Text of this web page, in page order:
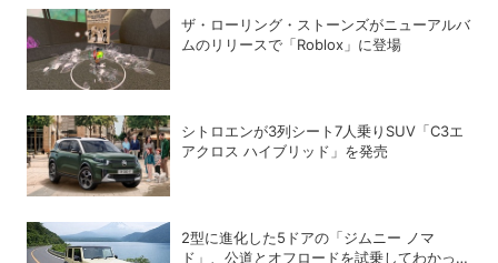
ザ・ローリング・ストーンズがニューアルバ
ムのリリースで「Roblox」に登場
シトロエンが3列シート7人乗りSUV「C3エ
アクロス ハイブリッド」を発売
2型に進化した5ドアの「ジムニー ノマ
ド」、公道とオフロードを試乗してわかった